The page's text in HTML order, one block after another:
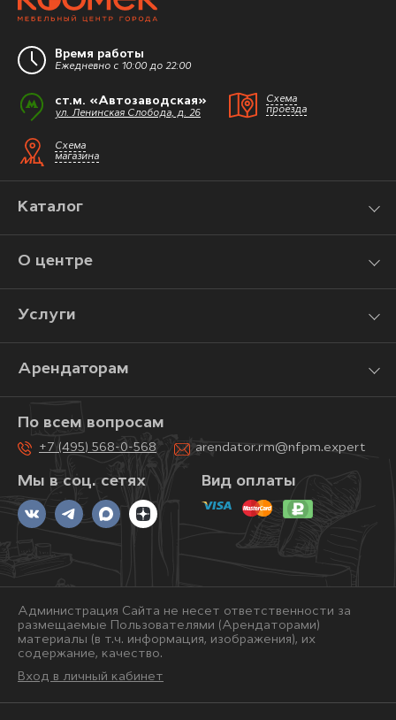
Время работы
Ежедневно с 10:00 до 22:00
ст.м. «Автозаводская»
ул. Ленинская Слобода, д. 26
Схема
проезда
Схема
магазина
Каталог
О центре
Услуги
Арендаторам
Мы в соц. сетях
По всем вопросам
+7 (495) 568-0-568 arendator.rm@nfpm.expert
Вид оплаты
Администрация Сайта не несет ответственности за
размещаемые Пользователями (Арендаторами)
материалы (в т.ч. информация, изображения), их
содержание, качество.
Вход в личный кабинет